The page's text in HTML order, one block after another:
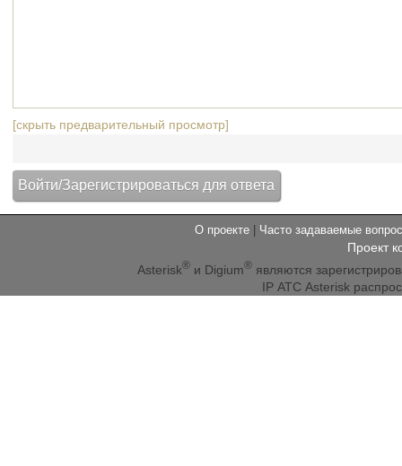
[скрыть предварительный просмотр]
О проекте Часто задаваемые
Проект
Asterisk® и Digium® являются
IP АТС Asterisk